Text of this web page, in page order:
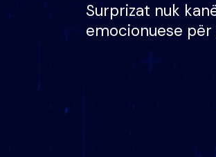
Surprizat nuk
emocionuese